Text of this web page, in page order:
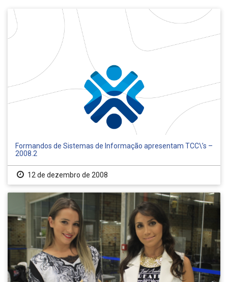
Formandos de Sistemas de Informação apresentam TCC\’s –
2008.2
12 de dezembro de 2008